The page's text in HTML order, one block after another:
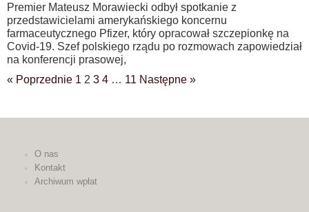
Premier Mateusz Morawiecki odbył spotkanie z
przedstawicielami amerykańskiego koncernu
farmaceutycznego Pfizer, który opracował szczepionkę na
Covid-19. Szef polskiego rządu po rozmowach zapowiedział
na konferencji prasowej,
« Poprzednie 1 2 3 4 … 11 Następne »
O nas
Kontakt
Archiwum wpłat